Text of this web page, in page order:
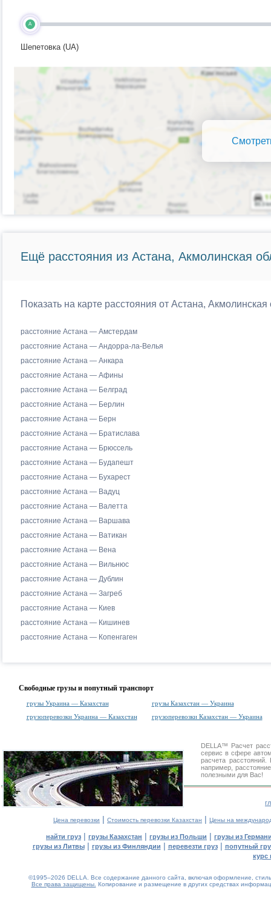
A
Шепетовка (UA)
Ещё расстояния из Астана, Акмолинская
Показать на карте расстояния от Астана,
расстояние Астана — Амстердам
расстояние Астана — Андорра-ла-Велья
расстояние Астана — Анкара
расстояние Астана — Афины
расстояние Астана — Белград
расстояние Астана — Берлин
расстояние Астана — Берн
расстояние Астана — Братислава
расстояние Астана — Брюссель
расстояние Астана — Будапешт
расстояние Астана — Бухарест
расстояние Астана — Вадуц
расстояние Астана — Валетта
расстояние Астана — Варшава
расстояние Астана — Ватикан
расстояние Астана — Вена
расстояние Астана — Вильнюс
расстояние Астана — Дублин
расстояние Астана — Загреб
расстояние Астана — Киев
расстояние Астана — Кишинев
расстояние Астана — Копенгаген
Свободные грузы и попутный транспорт
грузы Украина — Казахстан
грузы Казахстан — Украина
грузоперевозки Украина — Казахстан
грузоперевозки Казахстан — Украина
DELLA™ Расчет
сервис в сфере
расчета
например,
полезными для Вас!
Цена перевозки | Стоимость перевозки Казахстан | Цены на
найти груз | грузы Казахстан | грузы из Польши | грузы из
грузы из Литвы| грузы из Финляндии | перевезти груз| попутный
курс
©1995–2026 DELLA. Все содержание данного сайта, включая оформление,
Все права защищены. Копирование и размещение в других средствах